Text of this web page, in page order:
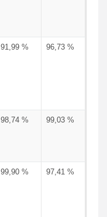
91,99 % 96,73 %
98,74 % 99,03 %
99,90 % 97,41 %